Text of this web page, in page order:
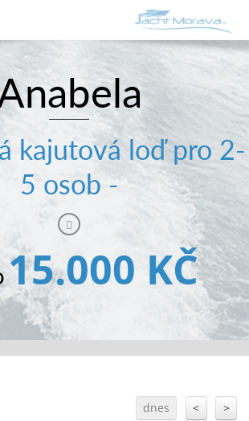
kajutová loď pro 2-
5 osob -
15.000 KČ
dnes < >